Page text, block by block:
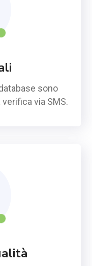
sono
via SMS.